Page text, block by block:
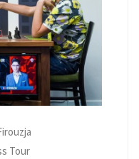
Tour